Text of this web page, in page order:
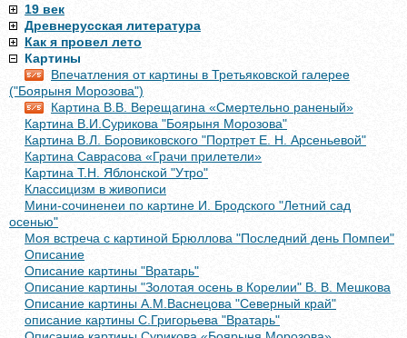
19 век
Древнерусская литература
Как я провел лето
Картины
Впечатления от картины в Третьяковской галерее
("Боярыня Морозова")
Картина В.В. Верещагина «Смертельно раненый»
Картина В.И.Сурикова "Боярыня Морозова"
Картина В.Л. Боровиковского "Портрет Е. Н. Арсеньевой"
Картина Саврасова «Грачи прилетели»
Картина Т.Н. Яблонской "Утро"
Классицизм в живописи
Мини-сочиненеи по картине И. Бродского "Летний сад
осенью"
Моя встреча с картиной Брюллова "Последний день Помпеи"
Описание
Описание картины "Вратарь"
Описание картины "Золотая осень в Корелии" В. В. Мешкова
Описание картины А.М.Васнецова "Северный край"
описание картины С.Григорьева "Вратарь"